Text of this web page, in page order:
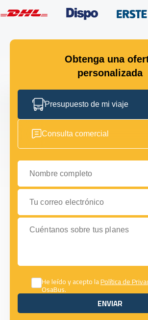
Obtenga una
personalizada
Presupuesto de mi viaje
Consulta comercial
Nombre completo
Tu correo electrónico
Cuéntanos sobre tus planes
He leído y acepto laPolítica de
OsaBus.
ENVIAR
ENVIAR